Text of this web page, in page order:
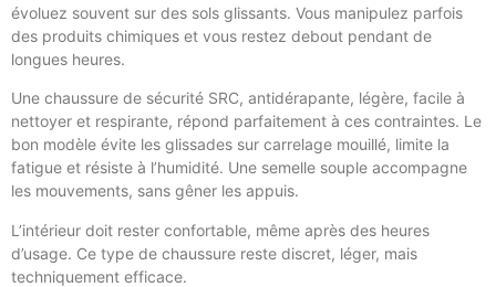
évoluez souvent sur des sols glissants. Vous manipulez parfois
des produits chimiques et vous restez debout pendant de
longues heures.
Une chaussure de sécurité SRC, antidérapante, légère, facile à
nettoyer et respirante, répond parfaitement à ces contraintes. Le
bon modèle évite les glissades sur carrelage mouillé, limite la
fatigue et résiste à l’humidité. Une semelle souple accompagne
les mouvements, sans gêner les appuis.
L’intérieur doit rester confortable, même après des heures
d’usage. Ce type de chaussure reste discret, léger, mais
techniquement efficace.